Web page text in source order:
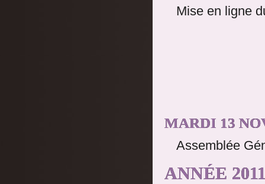
Mise en ligne
MARDI 13
Assemblée
ANNÉE